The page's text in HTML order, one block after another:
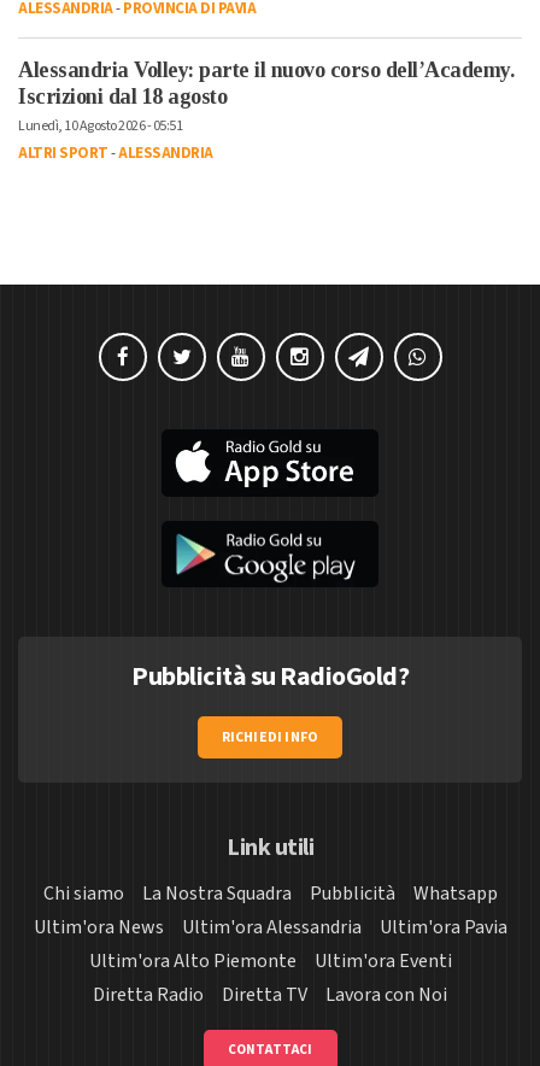
ALESSANDRIA-PROVINCIA DI PAVIA
Alessandria Volley: parte il nuovo corso dell’Academy.
Iscrizioni dal 18 agosto
Lunedì, 10 Agosto 2026 - 05:51
ALTRI SPORT-ALESSANDRIA
Pubblicità su RadioGold?
RICHIEDI INFO
Link utili
Chi siamo La Nostra Squadra Pubblicità
Whatsapp
Ultim'ora News
Ultim'ora Alessandria
Ultim'ora Pavia
Ultim'ora Alto Piemonte
Ultim'ora Eventi
Diretta Radio
Diretta TV Lavora con Noi
CONTATTACI